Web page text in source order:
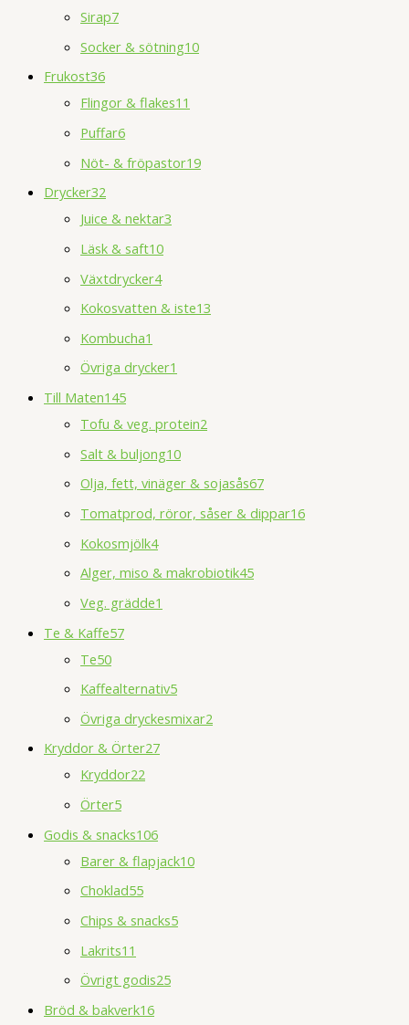
Sirap7
Socker & sötning10
Frukost36
Flingor & flakes11
Puffar6
Nöt- & fröpastor19
Drycker32
Juice & nektar3
Läsk & saft10
Växtdrycker4
Kokosvatten & iste13
Kombucha1
Övriga drycker1
Till Maten145
Tofu & veg. protein2
Salt & buljong10
Olja, fett, vinäger & sojasås67
Tomatprod, röror, såser & dippar16
Kokosmjölk4
Alger, miso & makrobiotik45
Veg. grädde1
Te & Kaffe57
Te50
Kaffealternativ5
Övriga dryckesmixar2
Kryddor & Örter27
Kryddor22
Örter5
Godis & snacks106
Barer & flapjack10
Choklad55
Chips & snacks5
Lakrits11
Övrigt godis25
Bröd & bakverk16